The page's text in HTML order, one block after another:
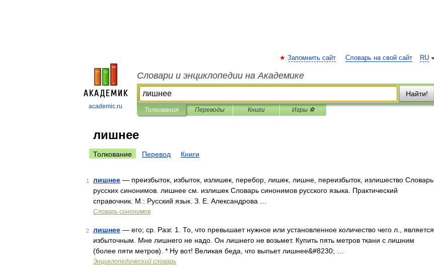
academic.ru
RU
Запомнить сайт Словарь на свой сайт
Словари и энциклопедии на Академике
Найти!
Толкования Переводы Книги Игры ⚽
лишнее
Толкование Перевод Книги
1 лишнее — преизбыток, избыток, излишек, перебор, лишек, лишне, переизбыток, излишество Словарь
русских синонимов. лишнее см. излишек Словарь синонимов русского языка. Практический
справочник. М.: Русский язык. З. Е. Александрова …
Словарь синонимов
2 лишнее — его; ср. Разг. 1. То, что превышает нужное или установленное количество чего л., является
избыточным. Мне лишнего не надо. Он лишнего не возьмет. Купить пять метров ткани с лишним
(более пяти метров). * Ну вот! Великая беда, что выпьет лишнее&#8230; …
Энциклопедический словарь